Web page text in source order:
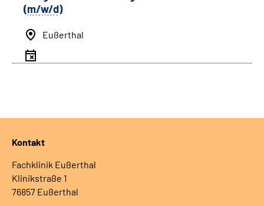
(m/w/d)
Eußerthal
Kontakt
Fachklinik Eußerthal
Klinikstraße 1
76857 Eußerthal